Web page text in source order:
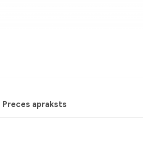
Previous
Preces apraksts